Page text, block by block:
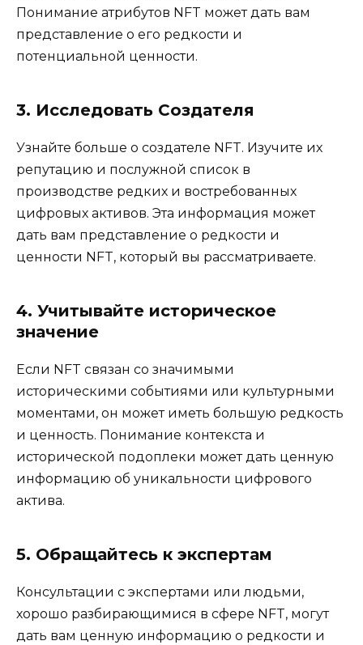
Понимание атрибутов NFT может дать вам
представление о его редкости и
потенциальной ценности.
3. Исследовать Создателя
Узнайте больше о создателе NFT. Изучите их
репутацию и послужной список в
производстве редких и востребованных
цифровых активов. Эта информация может
дать вам представление о редкости и
ценности NFT, который вы рассматриваете.
4. Учитывайте историческое
значение
Если NFT связан со значимыми
историческими событиями или культурными
моментами, он может иметь большую редкость
и ценность. Понимание контекста и
исторической подоплеки может дать ценную
информацию об уникальности цифрового
актива.
5. Обращайтесь к экспертам
Консультации с экспертами или людьми,
хорошо разбирающимися в сфере NFT, могут
дать вам ценную информацию о редкости и